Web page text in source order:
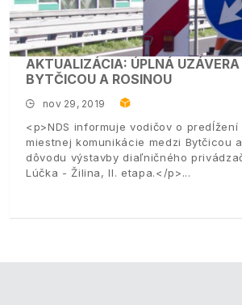
AKTUALIZÁCIA: ÚPLNÁ
BYTČICOU A ROSINOU
nov 29, 2019
<p>NDS informuje vodičov o
miestnej komunikácie medzi Bytčicou
dôvodu výstavby diaľničného
Lúčka - Žilina, II. etapa.</p>